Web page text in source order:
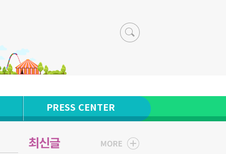
PRESS CENTER
최신글